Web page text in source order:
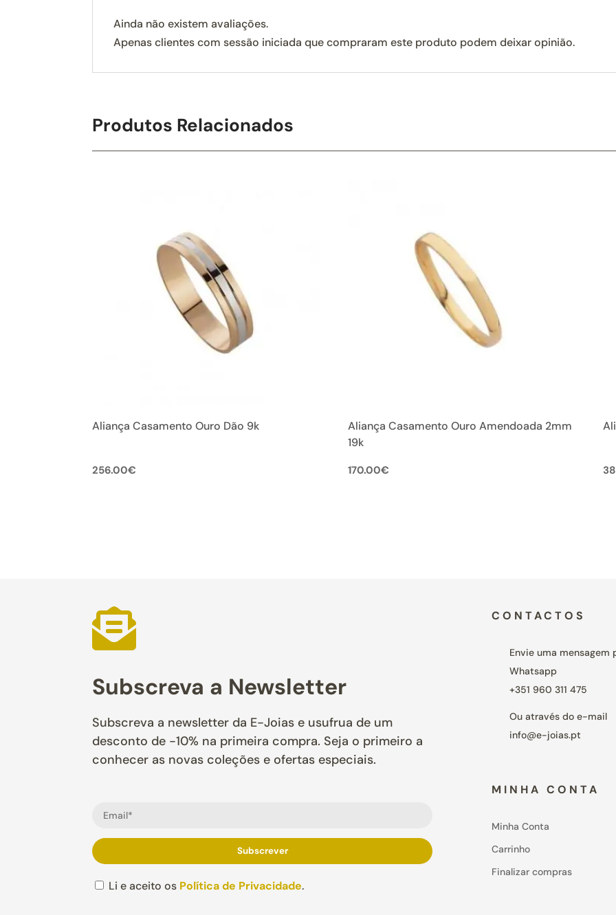
Ainda não existem avaliações.
Apenas clientes com sessão iniciada que compraram este produto podem deixar opinião.
Produtos Relacionados
Aliança Casamento Ouro Dão 9k
256.00€
Aliança Casamento Ouro Amendoada 2mm
19k
170.00€

Subscreva a Newsletter
Subscreva a newsletter da E-Joias e usufrua de um
desconto de -10% na primeira compra. Seja o primeiro a
conhecer as novas coleções e ofertas especiais.
Li e aceito os Política de Privacidade.
CONTACTOS
Envie uma mensagem
Whatsapp
+351 960 311 475
Ou através do e-mail
info@e-joias.pt
MINHA CONTA
Minha Conta
Carrinho
Finalizar compras